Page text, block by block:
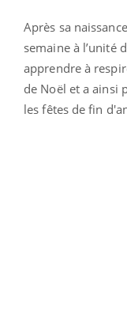
Après sa
semaine à l’unité
apprendre à
de Noël et a ainsi
les fêtes de fin